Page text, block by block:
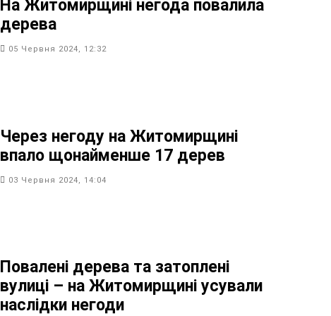
На Житомирщині негода повалила
дерева
05 Червня 2024, 12:32
Через негоду на Житомирщині
впало щонайменше 17 дерев
03 Червня 2024, 14:04
Повалені дерева та затоплені
вулиці – на Житомирщині усували
наслідки негоди